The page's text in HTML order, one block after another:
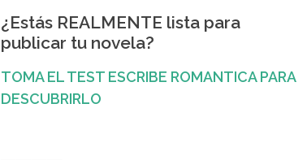
¿Estás REALMENTE lista para
publicar tu novela?
TOMA EL TEST ESCRIBE ROMANTICA PARA
DESCUBRIRLO